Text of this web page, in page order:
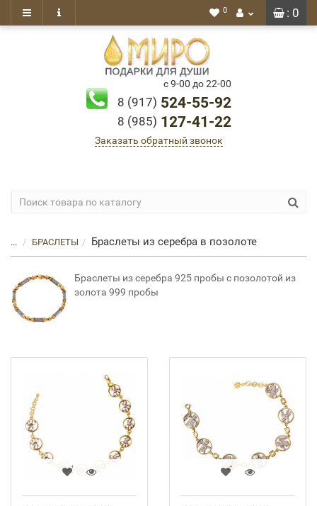
: 0
0
с 9-00 до 22-00
8 (917) 524-55-92
8 (985) 127-41-22
Заказать обратный звонок
... БРАСЛЕТЫ Браслеты из серебра в позолоте
Браслеты из серебра 925 пробы с позолотой из
золота 999 пробы